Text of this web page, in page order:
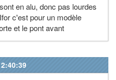
en alu, donc pas lourdes
c'est pour un modèle
et le pont avant